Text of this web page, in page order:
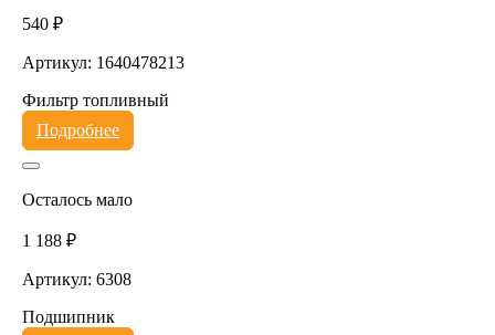
540 ₽
Артикул: 1640478213
Фильтр топливный
Подробнее
Осталось мало
1 188 ₽
Артикул: 6308
Подшипник